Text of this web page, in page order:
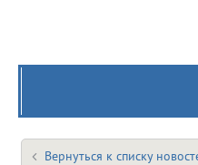
Вернуться к списку